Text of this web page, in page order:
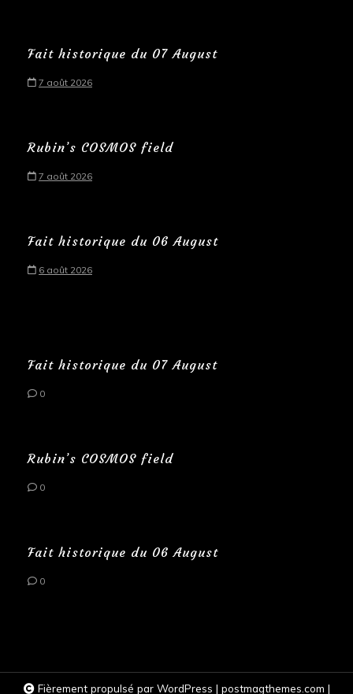
Fait historique du 07 August
7 août 2026
Rubin’s COSMOS field
7 août 2026
Fait historique du 06 August
6 août 2026
Fait historique du 07 August
0
Rubin’s COSMOS field
0
Fait historique du 06 August
0
Fièrement propulsé par WordPress | postmagthemes.com |